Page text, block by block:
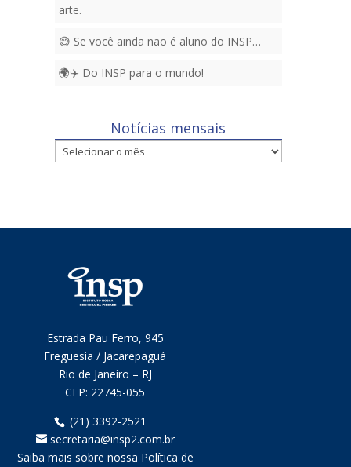
arte.
😅 Se você ainda não é aluno do INSP…
🌍✈️ Do INSP para o mundo!
Notícias mensais
Notícias
mensais
Estrada Pau Ferro, 945
Freguesia / Jacarepaguá
Rio de Janeiro – RJ
CEP: 22745-055
(21) 3392-2521
secretaria@insp2.com.br
Saiba mais sobre nossa Política de